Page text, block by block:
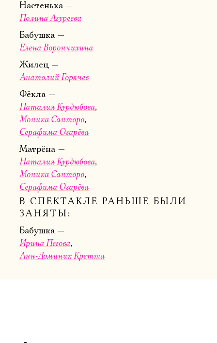
Настенька
Полина Агуреева
Бабушка
Елена Ворончихина
Жилец
Анатолий Горячев
Фёкла
Наталия Курдюбова
Моника Санторо
Серафима Огарёва
Матрёна
Наталия Курдюбова
Моника Санторо
Серафима Огарёва
В СПЕКТАКЛЕ РАНЬШЕ БЫЛИ
ЗАНЯТЫ:
Бабушка
Ирина Пегова
Анн-Доминик Кретта
Электропочта
Ознакомиться